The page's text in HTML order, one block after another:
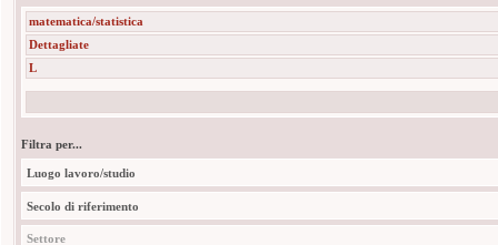
matematica/statistica
Dettagliate
L
Filtra per...
Luogo lavoro/studio
Secolo di riferimento
Settore